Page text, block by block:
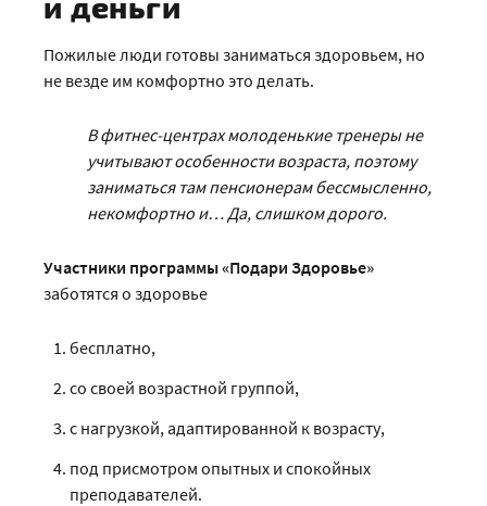
Пожилые люди готовы заниматься здоровьем, но
не везде им комфортно это делать.
В фитнес-центрах молоденькие тренеры не
учитывают особенности возраста, поэтому
заниматься там пенсионерам бессмысленно,
некомфортно и… Да, слишком дорого.
Участники программы «Подари Здоровье»
заботятся о здоровье
бесплатно,
со своей возрастной группой,
с нагрузкой, адаптированной к возрасту,
под присмотром опытных и спокойных
преподавателей.